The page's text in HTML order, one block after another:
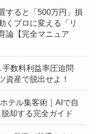
すると「500万円」損
くプロに変える「リ
論【完全マニュア
数料利益率圧迫問
資産で脱出せよ！
テル集客術｜AIで自
却する完全ガイド